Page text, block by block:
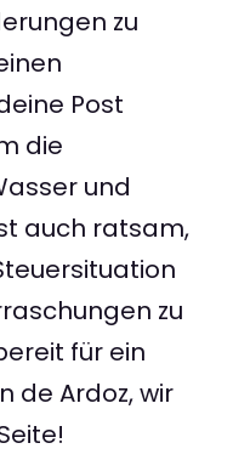
zu
Post
die
und
auch ratsam,
zu
für ein
de Ardoz, wir